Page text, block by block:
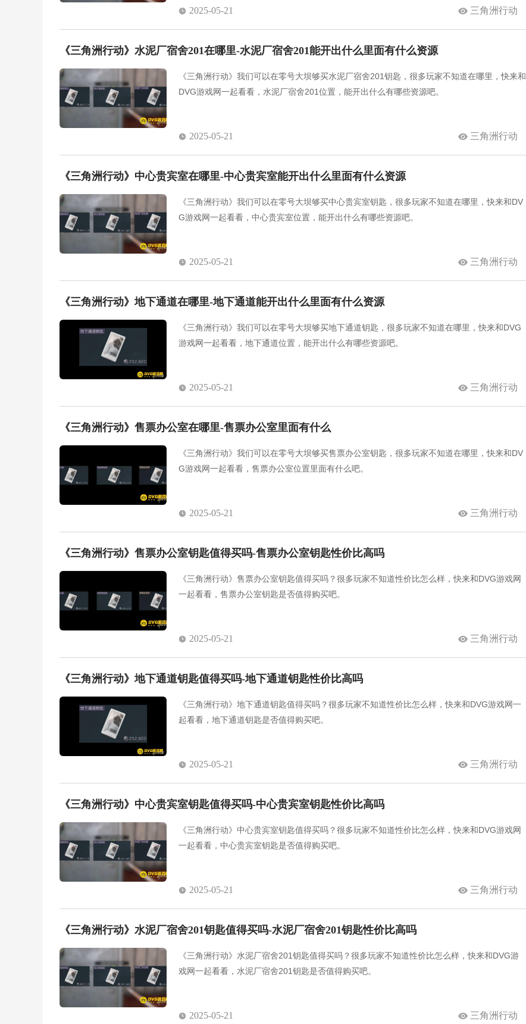
2025-05-21 三角洲行动
《三角洲行动》水泥厂宿舍201在哪里-水泥厂宿舍201能开出什么里面有什么资源
《三角洲行动》我们可以在零号大坝够买水泥厂宿舍201钥匙，很多玩家不知道在哪里，快来和
DVG游戏网一起看看，水泥厂宿舍201位置，能开出什么有哪些资源吧。
2025-05-21 三角洲行动
《三角洲行动》中心贵宾室在哪里-中心贵宾室能开出什么里面有什么资源
《三角洲行动》我们可以在零号大坝够买中心贵宾室钥匙，很多玩家不知道在哪里，快来和DV
G游戏网一起看看，中心贵宾室位置，能开出什么有哪些资源吧。
2025-05-21 三角洲行动
《三角洲行动》地下通道在哪里-地下通道能开出什么里面有什么资源
《三角洲行动》我们可以在零号大坝够买地下通道钥匙，很多玩家不知道在哪里，快来和DVG
游戏网一起看看，地下通道位置，能开出什么有哪些资源吧。
2025-05-21 三角洲行动
《三角洲行动》售票办公室在哪里-售票办公室里面有什么
《三角洲行动》我们可以在零号大坝够买售票办公室钥匙，很多玩家不知道在哪里，快来和DV
G游戏网一起看看，售票办公室位置里面有什么吧。
2025-05-21 三角洲行动
《三角洲行动》售票办公室钥匙值得买吗-售票办公室钥匙性价比高吗
《三角洲行动》售票办公室钥匙值得买吗？很多玩家不知道性价比怎么样，快来和DVG游戏网
一起看看，售票办公室钥匙是否值得购买吧。
2025-05-21 三角洲行动
《三角洲行动》地下通道钥匙值得买吗-地下通道钥匙性价比高吗
《三角洲行动》地下通道钥匙值得买吗？很多玩家不知道性价比怎么样，快来和DVG游戏网一
起看看，地下通道钥匙是否值得购买吧。
2025-05-21 三角洲行动
《三角洲行动》中心贵宾室钥匙值得买吗-中心贵宾室钥匙性价比高吗
《三角洲行动》中心贵宾室钥匙值得买吗？很多玩家不知道性价比怎么样，快来和DVG游戏网
一起看看，中心贵宾室钥匙是否值得购买吧。
2025-05-21 三角洲行动
《三角洲行动》水泥厂宿舍201钥匙值得买吗-水泥厂宿舍201钥匙性价比高吗
《三角洲行动》水泥厂宿舍201钥匙值得买吗？很多玩家不知道性价比怎么样，快来和DVG游
戏网一起看看，水泥厂宿舍201钥匙是否值得购买吧。
2025-05-21 三角洲行动